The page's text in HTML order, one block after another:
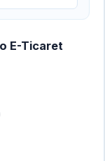
E-Ticaret